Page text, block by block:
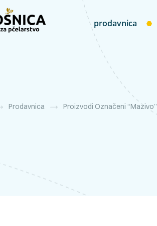
prodavnica
Prodavnica Proizvodi Označeni “mazivo”